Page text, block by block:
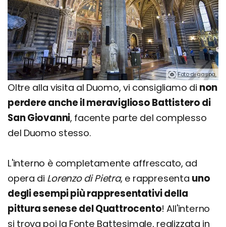
Foto di gaspa.
Oltre alla visita al Duomo, vi consigliamo di non
perdere anche il meraviglioso Battistero di
San Giovanni, facente parte del complesso
del Duomo stesso.
L'interno è completamente affrescato, ad
opera di Lorenzo di Pietra, e rappresenta uno
degli esempi più rappresentativi della
pittura senese del Quattrocento! All'interno
si trova poi la Fonte Battesimale, realizzata in